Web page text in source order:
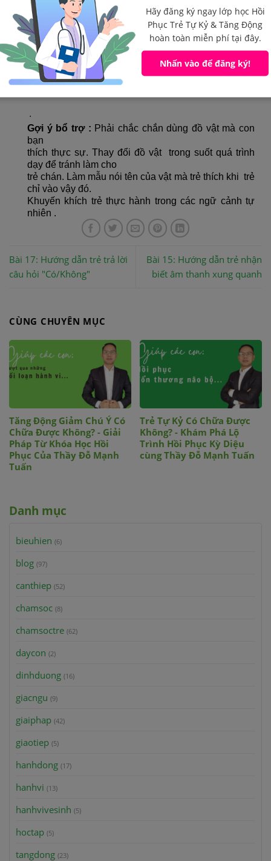
4. Không gợi ý bằng
lời nói.
∙
Gợi ý bổ trợ : Phải chắc chắn dùng đồ vật mà con
bạn
thích thực sự. Thay đổi đồ vật trong suốt quá trình
dạy để tránh làm cho
trẻ chán. Làm mẫu nói tên của vật mà trẻ thích khi trẻ
chỉ vào vậy đó.
Khuyến khích trẻ thực hành trong các ngữ cảnh tự
nhiên .
Bài 17: Hướng dẫn trẻ trả lời
câu hỏi "Có/Không"
Bài 15: Hướng dẫn trẻ nhận
biết âm thanh xung quanh
CÙNG CHUYÊN MỤC
Tăng Động Giảm Chú Ý Có
Chữa Được Không? - Giải
Pháp Từ Khóa Học Hồi
Phục Của Thầy Đỗ Mạnh
Tuấn
Trẻ Tự Kỷ Có Chữa Được
Không? - Khám Phá Lộ
Trình Hồi Phục Kỳ Diệu
cùng Thầy Đỗ Mạnh Tuấn
Danh mục
bieuhien (6)
blog (97)
canthiep (52)
chamsoc (8)
chamsoctre (62)
daycon (2)
dinhduong (16)
giacngu (9)
giaiphap (42)
giaotiep (5)
hanhdong (17)
hanhvi (13)
hanhvivesinh (5)
hoctap (5)
tangdong (23)
Hãy đăng ký ngay lớp học Hồi
Phục Trẻ Tự Kỷ & Tăng Động
hoàn toàn miễn phí tại đây.
Nhấn vào để đăng ký!